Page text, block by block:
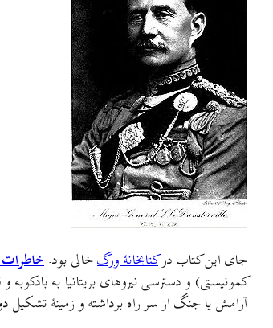
جای این کتاب درکتابخانهٔ ورگخالی بود. خاطرات
کمونیستی) و دسترسی نیروهای بریتانیا به
آرامش یا جنگ از سر راه برداشته و زمینهٔ تشکیل